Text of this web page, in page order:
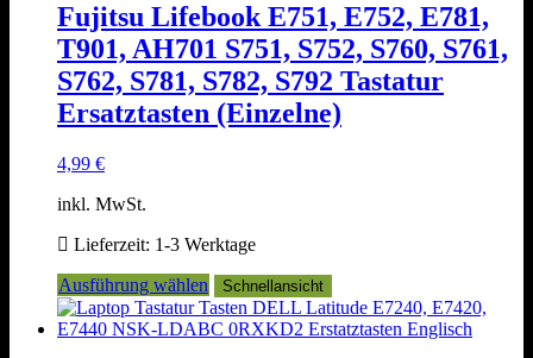
Fujitsu Lifebook E751, E752, E781,
T901, AH701 S751, S752, S760, S761,
S762, S781, S782, S792 Tastatur
Ersatztasten (Einzelne)
4,99 €
inkl. MwSt.
Lieferzeit: 1-3 Werktage
Ausführung wählen
Dieses
Produkt
weist
Schnellansicht